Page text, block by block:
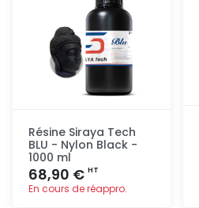
Résine Siraya Tech
BLU - Nylon Black -
1000 ml
68,90 € HT
En cours de réappro.